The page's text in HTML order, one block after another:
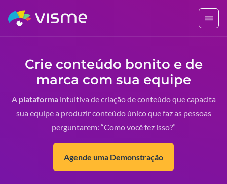
Crie conteúdo bonito e de
marca com sua equipe
Aplataformaintuitiva de criação de conteúdo que capacita
sua equipe a produzir conteúdo único que faz as pessoas
perguntarem: “Como você fez isso?”
Agende uma Demonstração